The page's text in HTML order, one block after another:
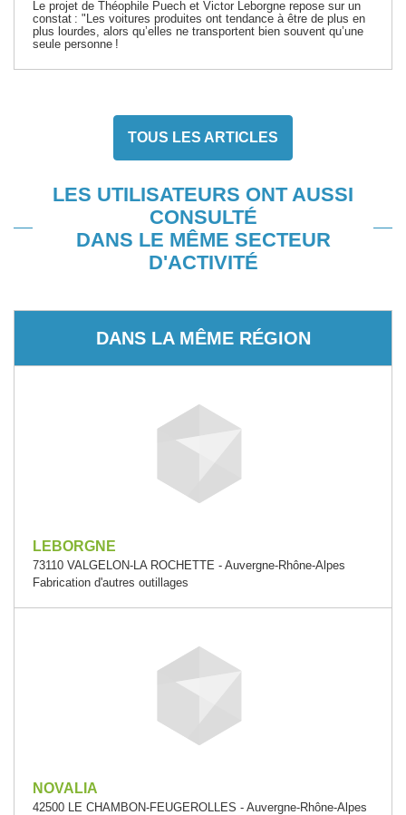
Le projet de Théophile Puech et Victor Leborgne repose sur un
constat : "Les voitures produites ont tendance à être de plus en
plus lourdes, alors qu’elles ne transportent bien souvent qu’une
seule personne !
TOUS LES ARTICLES
LES UTILISATEURS ONT AUSSI
CONSULTÉ
DANS LE MÊME SECTEUR
D'ACTIVITÉ
DANS LA MÊME RÉGION
LEBORGNE
73110 VALGELON-LA ROCHETTE - Auvergne-Rhône-Alpes
Fabrication d'autres outillages
NOVALIA
42500 LE CHAMBON-FEUGEROLLES - Auvergne-Rhône-Alpes